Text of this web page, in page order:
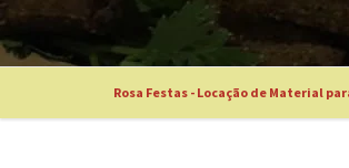
Rosa Festas - Locação de Material